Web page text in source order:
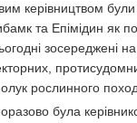
керівництвом
та Епімідин як
зосереджені
рослинного
була